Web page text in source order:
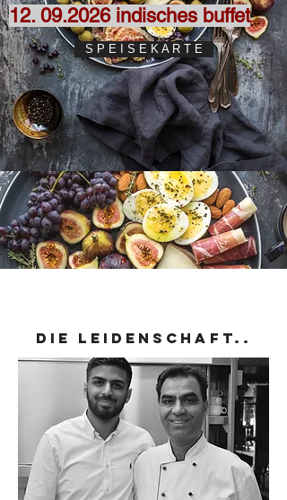
12. 09.2026indisches buffet
S P E I S E K A R T E
Die LEIDENSCHAFT..